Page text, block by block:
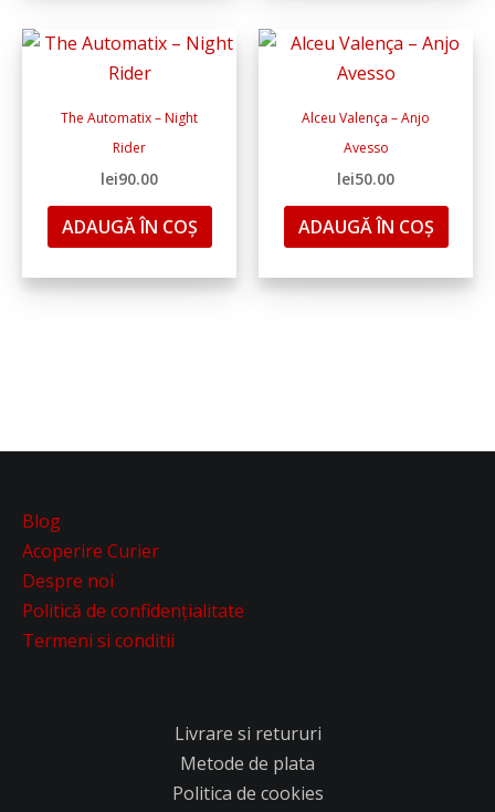
The Automatix – Night
Rider
lei90.00
ADAUGĂ ÎN COȘ
Alceu Valença ‎– Anjo
Avesso
lei50.00
ADAUGĂ ÎN COȘ
Blog
Acoperire Curier
Despre noi
Politică de confidențialitate
Termeni si conditii
Livrare si retururi
Metode de plata
Politica de cookies